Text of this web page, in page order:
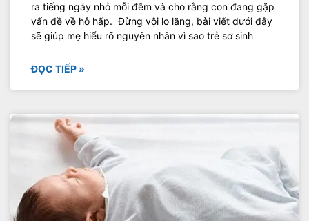
ra tiếng ngáy nhỏ mỗi đêm và cho rằng con đang gặp
vấn đề về hô hấp. Đừng vội lo lắng, bài viết dưới đây
sẽ giúp mẹ hiểu rõ nguyên nhân vì sao trẻ sơ sinh
ĐỌC TIẾP »